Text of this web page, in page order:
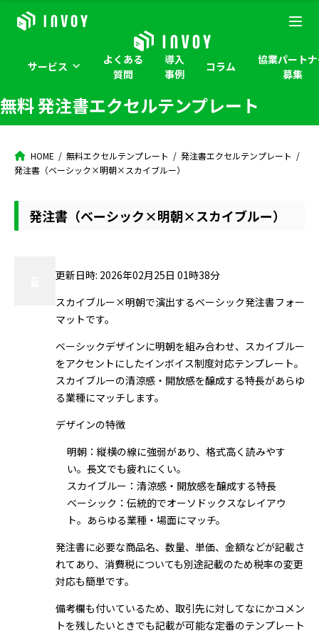
サービス
よくある
質問
導入
事例
コラム
協業パート
募集
無料 発注書エクセルテンプレート
HOME 無料エクセルテンプレート
発注書エクセルテンプレート
発注書（ベーシック×明朝×スカイブルー）
発注書（ベーシック×明朝×スカイブルー）
更新日時: 2026年02月25日 01時38分
スカイブルー×明朝で演出するベーシック発注書フォー
マットです。
ベーシックデザインに明朝を組み合わせ、スカイブルー
をアクセントにしたインボイス制度対応テンプレート。
スカイブルーの清涼感・開放感を醸成する特長があらゆ
る業種にマッチします。
デザインの特徴
明朝：縦横の線に強弱があり、格式高く読みやす
い。長文でも疲れにくい。
スカイブルー：清涼感・開放感を醸成する特長
ベーシック：伝統的でオーソドックスなレイアウ
ト。あらゆる業種・場面にマッチ。
発注書に必要な商品名、数量、単価、金額などが記載さ
れてあり、消費税についても別途記載のため税率の変更
対応も簡単です。
備考欄も付いているため、取引先に対してなにかコメン
トを残したいときでも記載が可能な定番のテンプレート